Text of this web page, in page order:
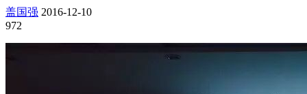
盖国强 2016-12-10
972